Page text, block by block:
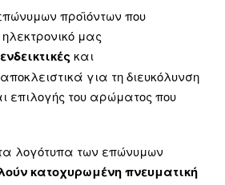
προϊόντων που
μας
και
για τη διευκόλυνση
επιλογής του αρώματος που
λογότυπα των επώνυμων
κατοχυρωμένη πνευματική